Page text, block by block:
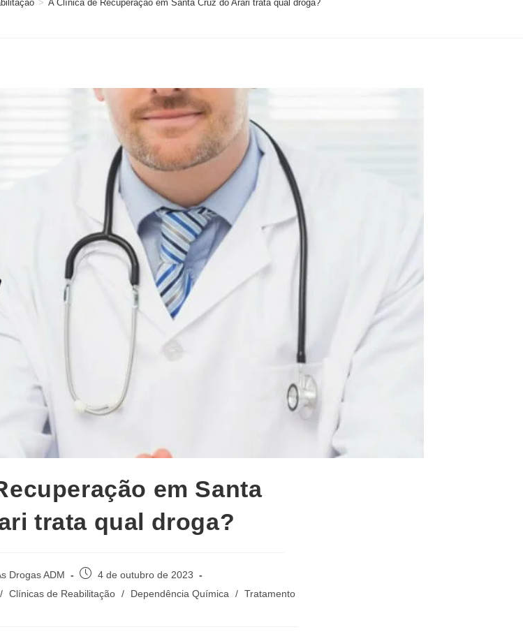
> A Clínica de Recuperação em Santa Cruz do Arari trata qual droga?
em Santa
trata qual droga?
Drogas ADM
Post
publicado:
4 de outubro de 2023
/ Clínicas de Reabilitação / Dependência Química / Tratamento